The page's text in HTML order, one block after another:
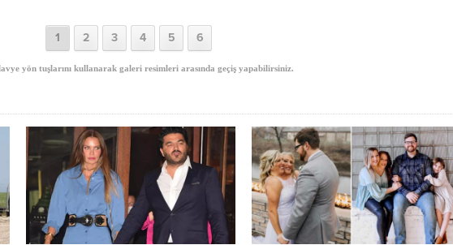
1 2 3 4 5 6
yön tuşlarını kullanarak galeri resimleri arasında geçiş yapabilirsiniz.